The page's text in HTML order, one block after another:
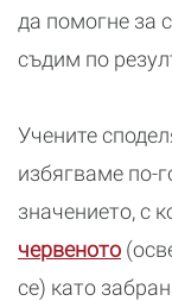
да помогне за
съдим по
Учените
избягваме по-
значението, с
червеното
се) като